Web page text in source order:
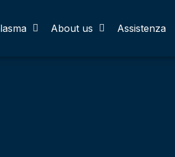
About us Assistenza